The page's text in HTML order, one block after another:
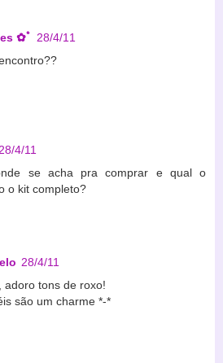
✿ﾟ 28/4/11
4/11
se acha pra comprar e qual o
o kit completo?
28/4/11
adoro tons de roxo!
são um charme *-*